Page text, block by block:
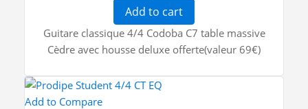
Add to cart
Guitare classique 4/4 Codoba C7 table massive
Cèdre avec housse deluxe offerte(valeur 69€)
Add to Compare